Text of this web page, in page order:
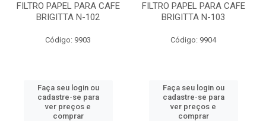
FILTRO PAPEL PARA CAFE
BRIGITTA N-102
Código: 9903
Faça seu login ou
cadastre-se para
ver preços e
comprar
FILTRO PAPEL PARA CAFE
BRIGITTA N-103
Código: 9904
Faça seu login ou
cadastre-se para
ver preços e
comprar